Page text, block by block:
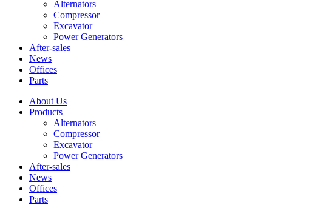
Alternators
Compressor
Excavator
Power Generators
After-sales
News
Offices
Parts
About Us
Products
Alternators
Compressor
Excavator
Power Generators
After-sales
News
Offices
Parts